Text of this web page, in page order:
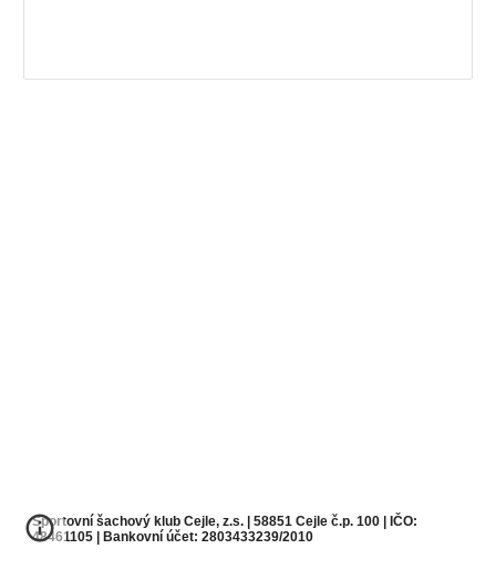
Sportovní šachový klub Cejle, z.s. | 58851 Cejle č.p. 100 | IČO:
48461105
| Bankovní účet:2803433239/2010